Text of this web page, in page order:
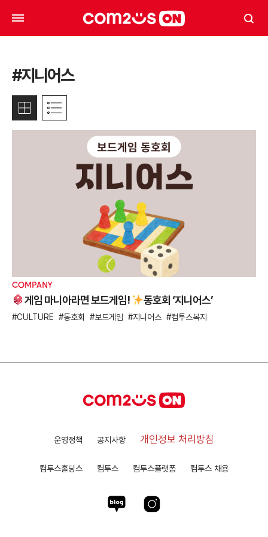
#지니어스
COMPANY
게임 마니아라면 보드게임! 동호회 ‘지니어스’
CULTURE 동호회 보드게임 지니어스 컴투스복지
운영정책 공지사항 개인정보 처리방침
컴투스홀딩스 컴투스 컴투스플랫폼 컴투스 채용